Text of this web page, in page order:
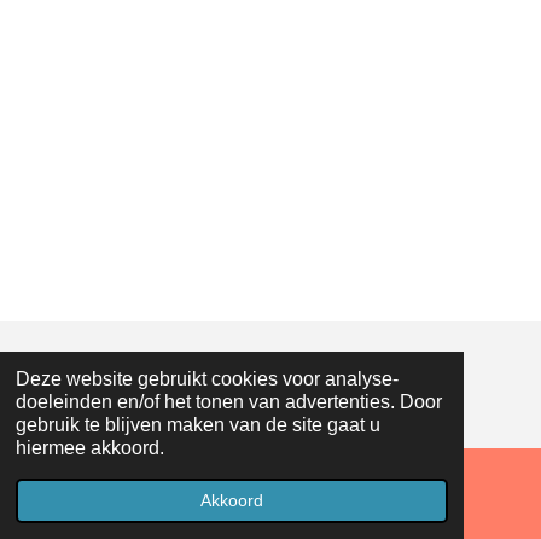
Deze website gebruikt cookies voor analyse-
doeleinden en/of het tonen van advertenties. Door
gebruik te blijven maken van de site gaat u
hiermee akkoord.
Akkoord
© 2018 - 2026 Droneopreis
Facebook